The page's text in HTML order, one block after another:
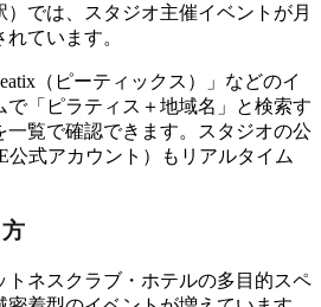
では、スタジオ主催イベントが月
ています。
（ピーティックス）」などのイ
「ピラティス＋地域名」と検索す
一覧で確認できます。スタジオの公
公式アカウント）もリアルタイム
トネスクラブ・ホテルの多目的スペ